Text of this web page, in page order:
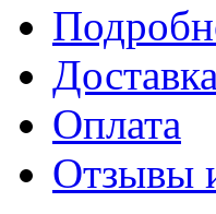
Доставка
Оплата
Отзывы